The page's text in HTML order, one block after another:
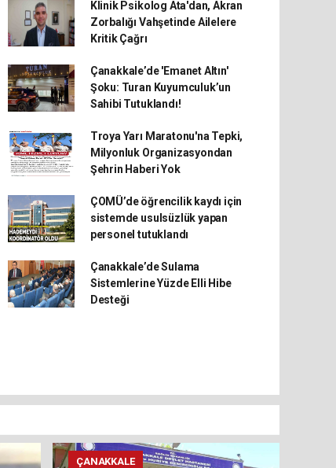
Klinik Psikolog Ata'dan, Akran
Zorbalığı Vahşetinde Ailelere
Kritik Çağrı
Çanakkale’de 'Emanet Altın'
Şoku: Turan Kuyumculuk’un
Sahibi Tutuklandı!
Troya Yarı Maratonu'na Tepki,
Milyonluk Organizasyondan
Şehrin Haberi Yok
ÇOMÜ’de öğrencilik kaydı için
sistemde usulsüzlük yapan
personel tutuklandı
Çanakkale’de Sulama
Sistemlerine Yüzde Elli Hibe
Desteği
ÇANAKKALE